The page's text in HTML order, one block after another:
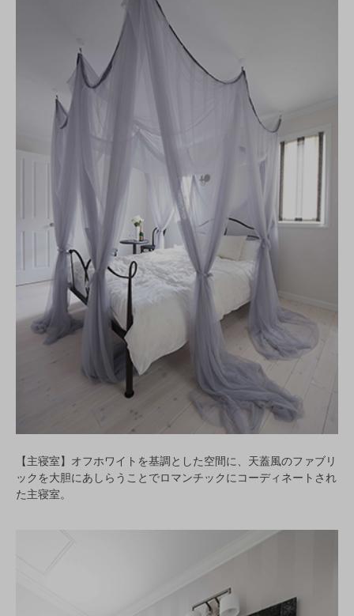
【主寝室】オフホワイトを基調とした空間に、天蓋風のファブリ
ックを大胆にあしらうことでロマンチックにコーディネートされ
た主寝室。